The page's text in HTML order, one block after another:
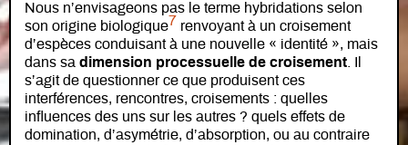
Nous n’envisageons pas le terme hybridations selon
son origine biologique7 renvoyant à un croisement
d’espèces conduisant à une nouvelle « identité », mais
dans sa dimension processuelle de croisement
s’agit de questionner ce que produisent ces
interférences, rencontres, croisements : quelles
influences des uns sur les autres ? quels effets de
domination, d’asymétrie, d’absorption, ou au contraire